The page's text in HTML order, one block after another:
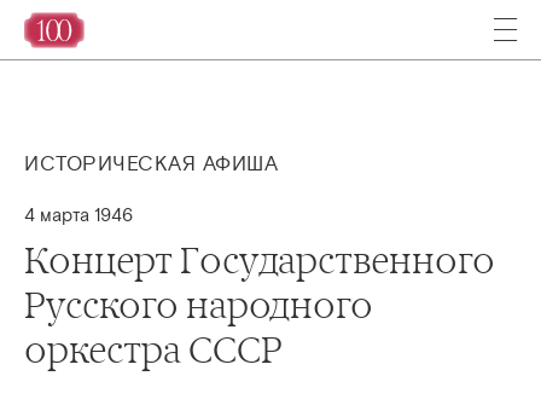
ИСТОРИЧЕСКАЯ АФИША
4 марта 1946
Концерт Государственного
Русского народного
оркестра СССР